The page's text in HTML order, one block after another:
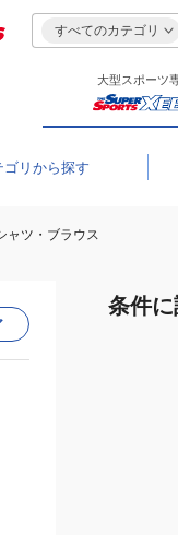
すべてのカテゴリ
大型スポーツ
リ
ャツ・ブラウス
条件